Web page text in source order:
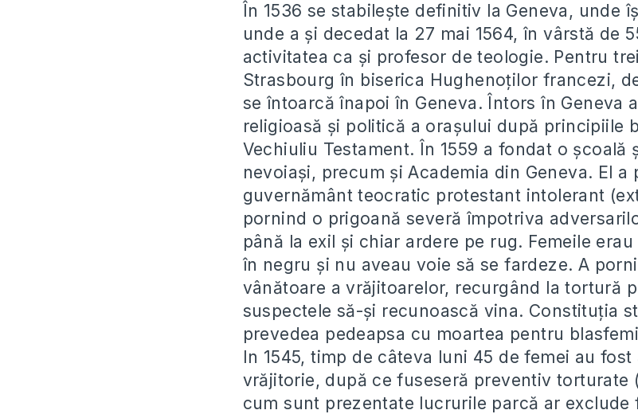
În 1536 se stabilește definitiv la Geneva, unde
unde a și decedat la 27 mai 1564, în vârstă de
activitatea ca și profesor de teologie. Pentru
Strasbourg în biserica Hughenoților francezi,
se întoarcă înapoi în Geneva. Întors în Geneva
religioasă și politică a orașului după principiile
Vechiuliu Testament. În 1559 a fondat o școală
nevoiași, precum și Academia din Geneva. El a
guvernământ teocratic protestant intolerant
pornind o prigoană severă împotriva
până la exil și chiar ardere pe rug. Femeile
în negru și nu aveau voie să se fardeze. A
vânătoare a vrăjitoarelor, recurgând la tortură
suspectele să-și recunoască vina. Constituția
prevedea pedeapsa cu moartea pentru
In 1545, timp de câteva luni 45 de femei au
vrăjitorie, după ce fuseseră preventiv torturate
cum sunt prezentate lucrurile parcă ar exclude